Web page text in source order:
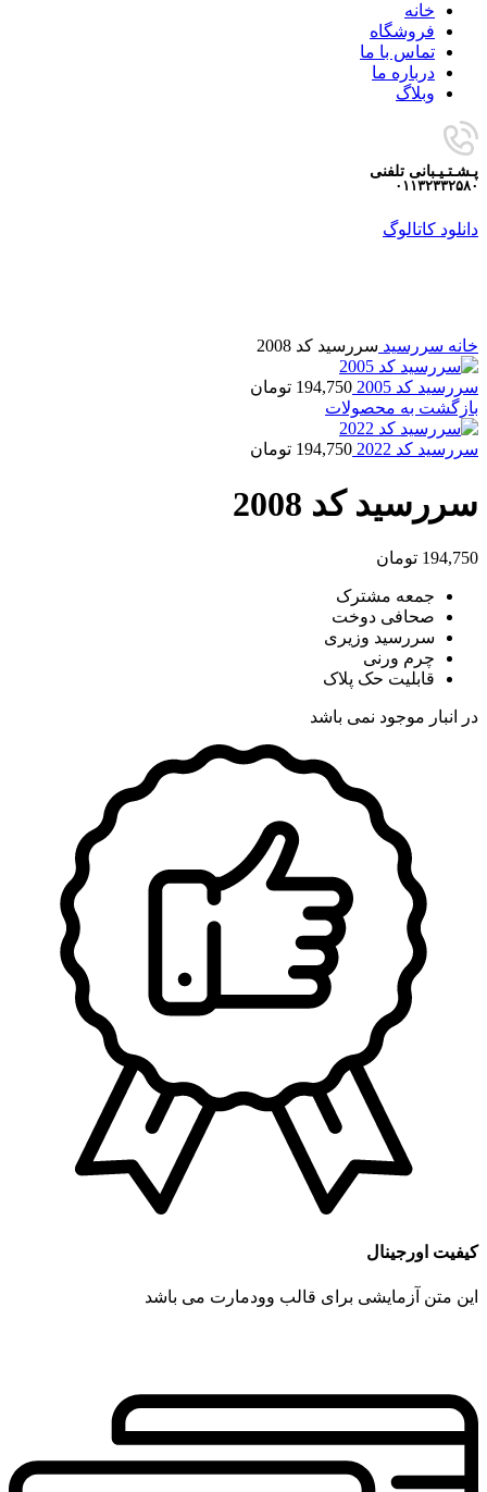
خانه
فروشگاه
تماس با ما
درباره ما
وبلاگ
پـشـتـیـبانی تلفنی
۰۱۱۳۲۳۳۲۵۸۰
دانلود کاتالوگ
خانه سررسید سررسید کد 2008
سررسید کد 2005 194,750 تومان
بازگشت به محصولات
سررسید کد 2022 194,750 تومان
سررسید کد 2008
194,750 تومان
جمعه مشترک
صحافی دوخت
سررسید وزیری
چرم ورنی
قابلیت حک پلاک
در انبار موجود نمی باشد
کیفیت اورجینال
این متن آزمایشی برای قالب وودمارت می باشد